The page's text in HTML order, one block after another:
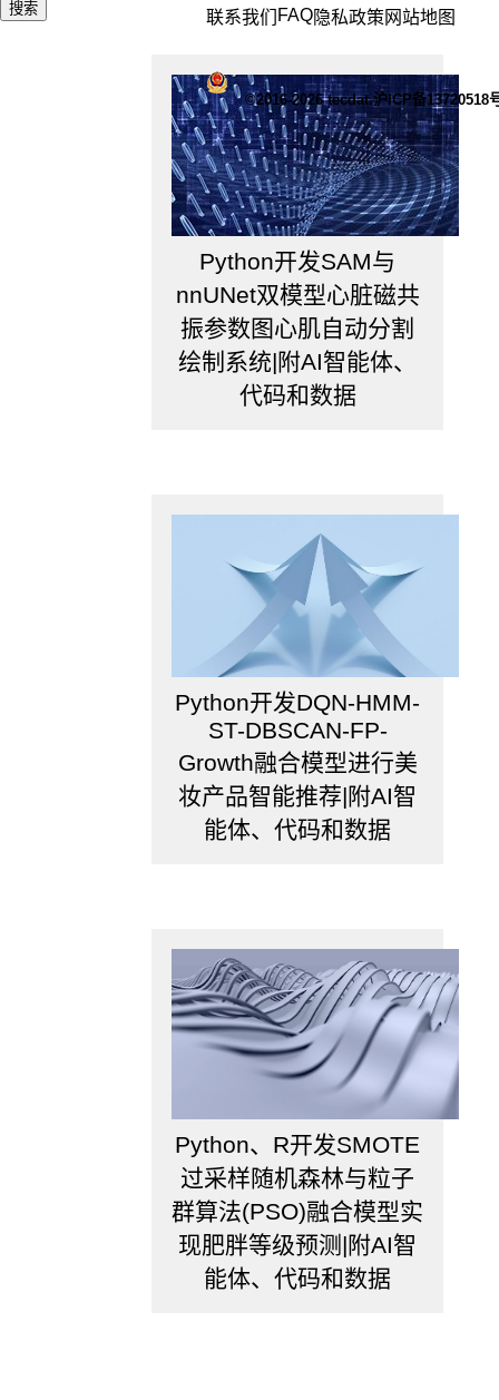
Python开发SAM与
nnUNet双模型心脏磁共
振参数图心肌自动分割
绘制系统|附AI智能体、
代码和数据
Python开发DQN-HMM-
ST-DBSCAN-FP-
Growth融合模型进行美
妆产品智能推荐|附AI智
能体、代码和数据
Python、R开发SMOTE
过采样随机森林与粒子
群算法(PSO)融合模型实
现肥胖等级预测|附AI智
能体、代码和数据
搜索 联系我们 FAQ隐私政策 网站地图
©2016-2026 tecdat.沪ICP备13720518